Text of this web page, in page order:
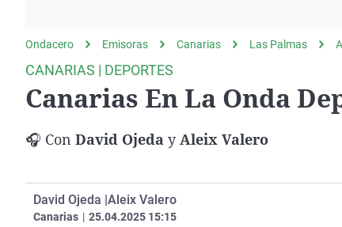
gato
Operación Viuda
Negra
Navarra
Ondacero Emisoras Canarias Las Palmas
CANARIAS | DEPORTES
Canarias En La Onda
🎧 Con David Ojeda yAleix Valero
David Ojeda |Aleix Valero
Canarias | 25.04.2025 15:15